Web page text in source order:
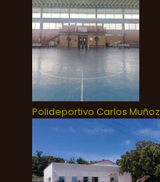
Polideportivo Carlos Muñoz